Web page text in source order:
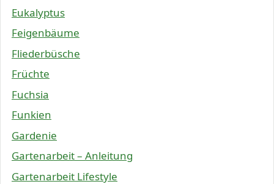
Eukalyptus
Feigenbäume
Fliederbüsche
Früchte
Fuchsia
Funkien
Gardenie
Gartenarbeit – Anleitung
Gartenarbeit Lifestyle